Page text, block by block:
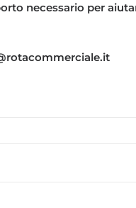
necessario per